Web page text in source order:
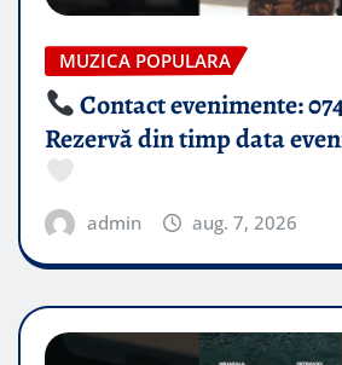
MUZICA POPULARA
Contact evenimente:
Rezervă din timp data
admin aug. 7, 2026